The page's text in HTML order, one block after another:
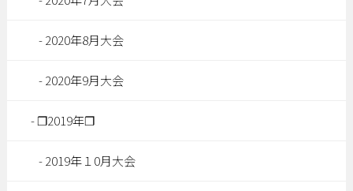
2020年8月大会
2020年9月大会
❐2019年❐
2019年１0月大会